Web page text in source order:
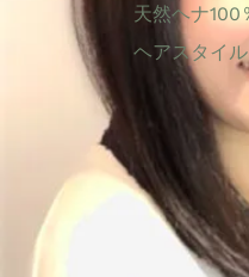
天然ヘナ100
ヘアスタイ